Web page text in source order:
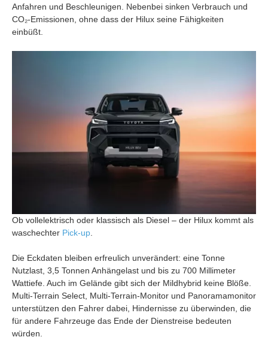
Anfahren und Beschleunigen. Nebenbei sinken Verbrauch und
CO₂-Emissionen, ohne dass der Hilux seine Fähigkeiten
einbüßt.
Ob vollelektrisch oder klassisch als Diesel – der Hilux kommt als
waschechter Pick-up
Die Eckdaten bleiben erfreulich unverändert: eine Tonne
Nutzlast, 3,5 Tonnen Anhängelast und bis zu 700 Millimeter
Wattiefe. Auch im Gelände gibt sich der Mildhybrid keine Blöße.
Multi-Terrain Select, Multi-Terrain-Monitor und Panoramamonitor
unterstützen den Fahrer dabei, Hindernisse zu überwinden, die
für andere Fahrzeuge das Ende der Dienstreise bedeuten
würden.